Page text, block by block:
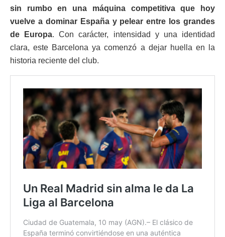
sin rumbo en una máquina competitiva que hoy
vuelve a dominar España y pelear entre los grandes
de Europa. Con carácter, intensidad y una identidad
clara, este Barcelona ya comenzó a dejar huella en la
historia reciente del club.